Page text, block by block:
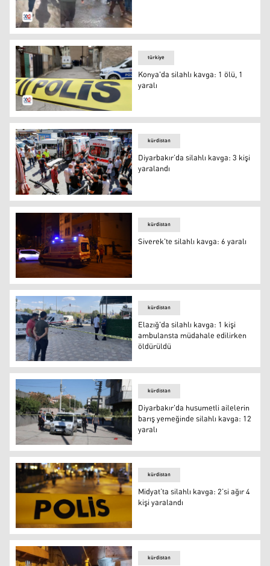
Siverek’te silahlı kavga: 6 yaralı
Konya'da silahlı kavga: 1 ölü, 1 yaralı
türkiye
Konya'da silahlı kavga: 1 ölü, 1
yaralı
Foto: AA
kürdistan
Diyarbakır’da silahlı kavga: 3 kişi
yaralandı
Siverek'te silahlı kavga: 6 yaralı
kürdistan
Siverek'te silahlı kavga: 6 yaralı
Elazığ'da silahlı kavga: 1 kişi ambulansta müdahale
kürdistan
Elazığ'da silahlı kavga: 1 kişi
ambulansta müdahale edilirken
öldürüldü
silvan
kürdistan
Diyarbakır'da husumetli ailelerin
barış yemeğinde silahlı kavga: 12
yaralı
Foto: Arşiv
kürdistan
Midyat’ta silahlı kavga: 2’si ağır 4
kişi yaralandı
kürdistan